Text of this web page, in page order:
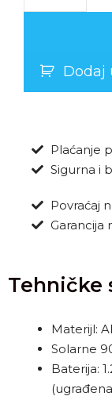
Dodaj
Plaćanje
Sigurna i
Povraćaj
Garancija
Tehničke
Materijl:
Solarne
Baterija: